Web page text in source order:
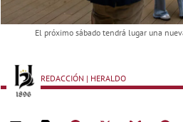
El próximo sábado tendrá lugar una
REDACCIÓN | HERALDO